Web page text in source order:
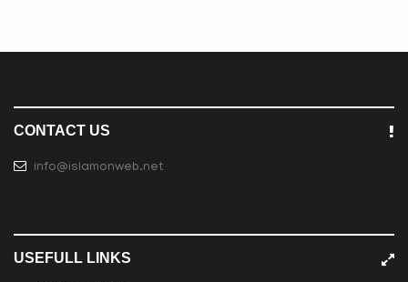
CONTACT US
info@islamonweb.net
USEFULL LINKS